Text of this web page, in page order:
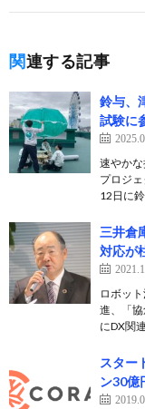
関連する記事
鈴与、
試験に
速やか
プロジ
12日に
三井倉
対応が
ロボッ
進、「
にDX関
スター
ン30億